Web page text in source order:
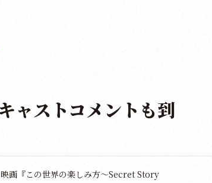
ャストコメントも到
画『この世界の楽しみ方〜Secret Story